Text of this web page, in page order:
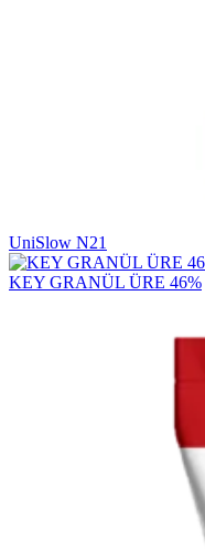
UniSlow N21
KEY GRANÜL ÜRE 46%